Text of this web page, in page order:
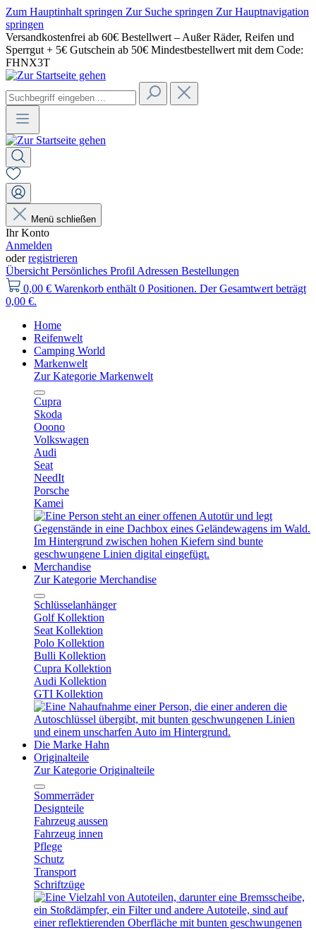
Zum Hauptinhalt springen Zur Suche springen Zur Hauptnavigation
springen
Versandkostenfrei ab 60€ Bestellwert – Außer Räder, Reifen und
Sperrgut + 5€ Gutschein ab 50€ Mindestbestellwert mit dem Code:
FHNX3T
Menü schließen
Ihr Konto
Anmelden
oderregistrieren
Übersicht Persönliches Profil Adressen Bestellungen
0,00 € Warenkorb enthält 0 Positionen. Der Gesamtwert beträgt
0,00 €.
Home
Reifenwelt
Camping World
Markenwelt
Zur Kategorie Markenwelt
Cupra
Skoda
Ooono
Volkswagen
Audi
Seat
NeedIt
Porsche
Kamei
Merchandise
Zur Kategorie Merchandise
Schlüsselanhänger
Golf Kollektion
Seat Kollektion
Polo Kollektion
Bulli Kollektion
Cupra Kollektion
Audi Kollektion
GTI Kollektion
Die Marke Hahn
Originalteile
Zur Kategorie Originalteile
Sommerräder
Designteile
Fahrzeug aussen
Fahrzeug innen
Pflege
Schutz
Transport
Schriftzüge